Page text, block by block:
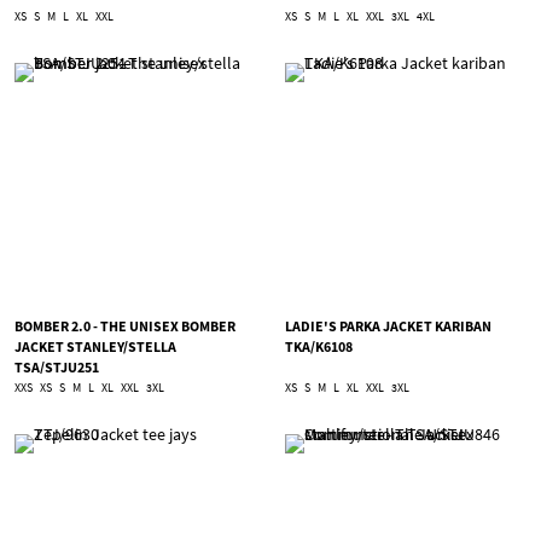
XS S M L XL XXL XS S M L XL XXL 3XL 4XL
BOMBER 2.0 - THE UNISEX BOMBER
JACKET STANLEY/STELLA
TSA/STJU251
XXS XS S M L XL XXL 3XL
LADIE'S PARKA JACKET KARIBAN
TKA/K6108
XS S M L XL XXL 3XL